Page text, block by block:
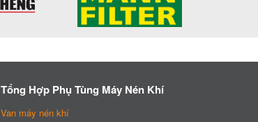
Tổng Hợp Phụ Tùng Máy Nén Khí
Van máy nén khí